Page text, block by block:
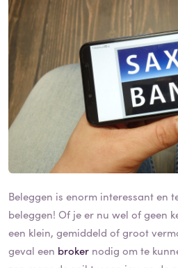
Beleggen is enorm interessant en
beleggen! Of je er nu wel of geen
een klein, gemiddeld of groot
geval een broker nodig om te